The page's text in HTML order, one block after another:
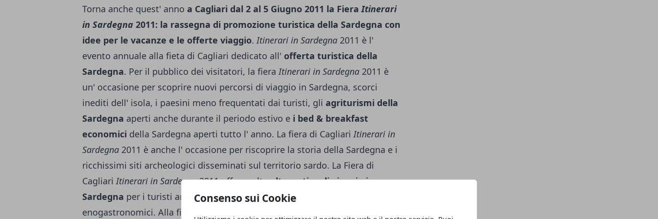
Consenso sui Cookie
Torna anche quest' anno a Cagliari dal 2 al 5 Giugno 2011 la FieraItinerari
in Sardegna 2011: la rassegna di promozione turistica della Sardegna con
idee per le vacanze e le offerte viaggio.Itinerari in Sardegna 2011 è l'
evento annuale alla fieta di Cagliari dedicato all' offerta turistica della
Sardegna. Per il pubblico dei visitatori, la fieraItinerari in Sardegna 2011 è
un' occasione per scoprire nuovi percorsi di viaggio in Sardegna, scorci
inediti dell' isola, i paesini meno frequentati dai turisti, gli agriturismi della
Sardegna aperti anche durante il periodo estivo e i bed & breakfast
economici della Sardegna aperti tutto l' anno. La fiera di CagliariItinerari in
Sardegna 2011 è anche l' occasione per riscoprire la storia della Sardegna e i
ricchissimi siti archeologici disseminati sul territorio sardo. La Fiera di
CagliariItinerari in Sardegna2011 offre moltealternative di viaggio in
Sardegna per i turisti amanti della natura, del mare e dei percorsi
enogastronomici. Alla fiera